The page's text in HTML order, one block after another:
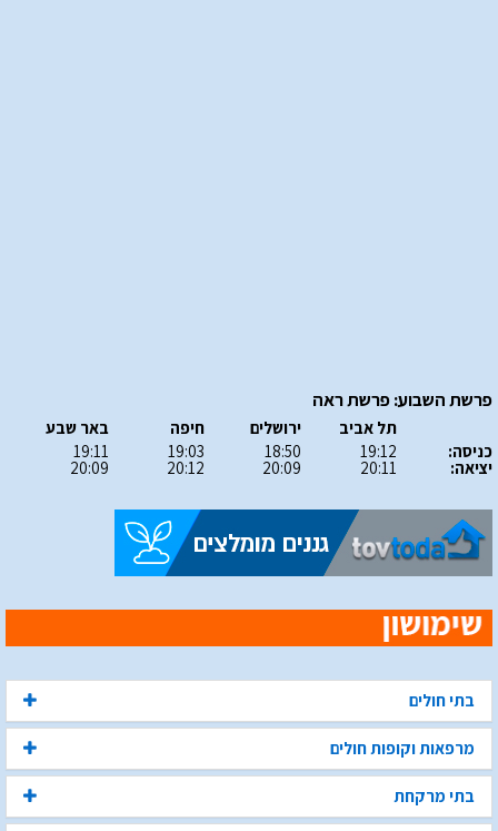
פרשת השבוע: פרשת ראה
כניסה:
יציאה:
תל אביב
19:12
20:11
ירושלים
18:50
20:09
חיפה
19:03
20:12
באר שבע
19:11
20:09
בתי חולים
מרפאות וקופות חולים
בתי מרקחת